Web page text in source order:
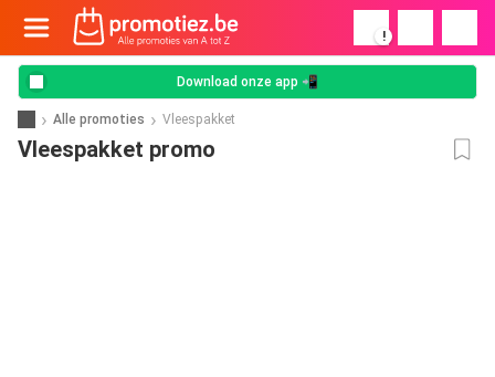
!
Download onze app 📲
Alle promoties Vleespakket
Vleespakket promo